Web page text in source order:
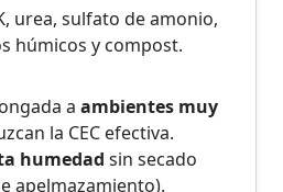
urea, sulfato de amonio,
húmicos y compost.
a ambientes muy
la CEC efectiva.
humedad sin secado
apelmazamiento).